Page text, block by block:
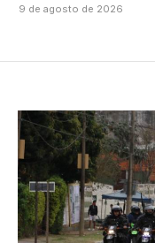
9 de agosto de 2026